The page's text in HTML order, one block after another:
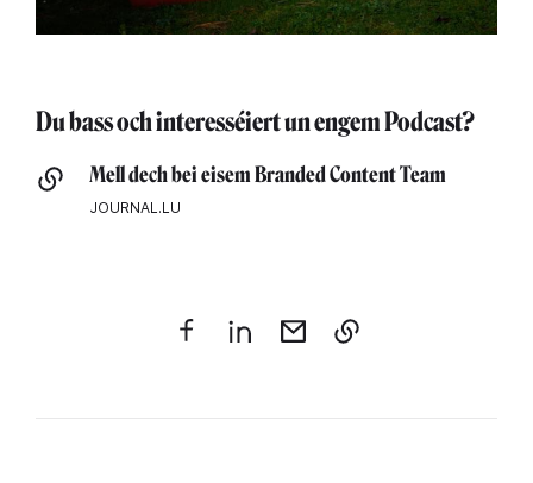
Du bass och interesséiert un engem Podcast?
Mell dech bei eisem Branded Content Team
JOURNAL.LU